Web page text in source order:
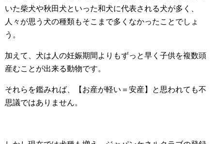
いた柴犬や秋田犬といった和犬に代表される犬が多く、
人々が思う犬の種類もそこまで多くなかったことでしょ
う。
加えて、犬は人の妊娠期間よりもずっと早く子供を複数頭
産むことが出来る動物です。
それらを鑑みれば、【お産が軽い＝安産】と思われても不
思議ではありません。